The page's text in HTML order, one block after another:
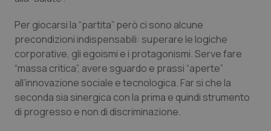
Per giocarsi la “partita” però ci sono alcune
precondizioni indispensabili: superare le logiche
corporative, gli egoismi e i protagonismi. Serve fare
“massa critica”, avere sguardo e prassi “aperte”
all’innovazione sociale e tecnologica. Far si che la
seconda sia sinergica con la prima e quindi strumento
di progresso e non di discriminazione.